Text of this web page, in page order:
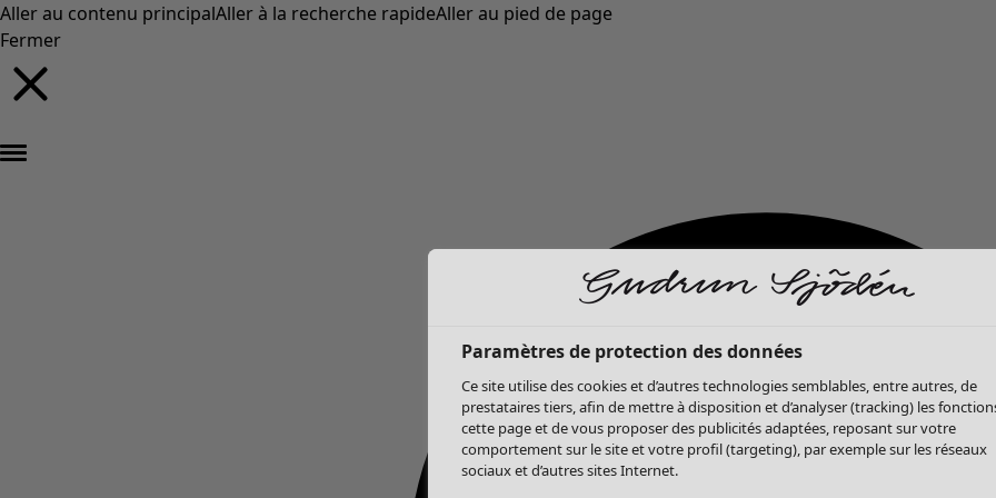
Aller au contenu principalAller à la recherche rapideAller au pied de page
Fermer
Paramètres de protection des données
Ce site utilise des cookies et d’autres technologies semblables, entre autres, de
prestataires tiers, afin de mettre à disposition et d’analyser (tracking) les
cette page et de vous proposer des publicités adaptées, reposant sur votre
comportement sur le site et votre profil (targeting), par exemple sur les réseaux
sociaux et d’autres sites Internet.